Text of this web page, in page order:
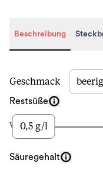
Beschreibung
Beschreibung
Geschmack beerig
Restsüße
Wenig
0,5 g/l
Säuregehalt